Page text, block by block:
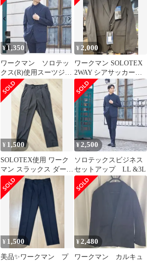
¥1,350
ワークマン ソロテッ
クス(R)使用スーツジャ
ケット LL
¥ 2,000
ワークマン SOLOTEX
2WAY シアサッカース
ーツジャケット
¥ 1,500
SOLOTEX使用 ワーク
マン スラックス ダーク
グレー Mサイズ
¥2,500
ソロテックスビジネス
セットアップ LL &3L
¥ 1,500
美品✨ワークマン プ
¥2,480
ワークマン カルキュ